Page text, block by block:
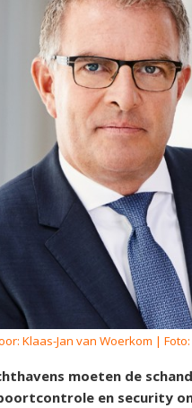
Klaas-Jan van Woerkom |
moeten de
en security